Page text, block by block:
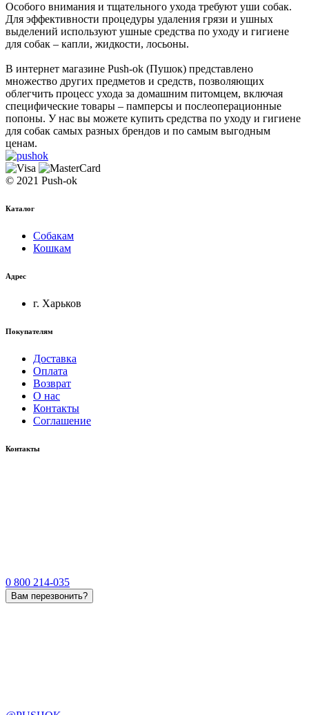
Особого внимания и тщательного ухода требуют уши собак.
Для эффективности процедуры удаления грязи и ушных
выделений используют ушные средства по уходу и гигиене
для собак – капли, жидкости, лосьоны.
В интернет магазине Push-ok (Пушок) представлено
множество других предметов и средств, позволяющих
облегчить процесс ухода за домашним питомцем, включая
специфические товары – памперсы и послеоперационные
попоны. У нас вы можете купить средства по уходу и гигиене
для собак самых разных брендов и по самым выгодным
ценам.
© 2021 Push-ok
Каталог
Собакам
Кошкам
Адрес
г. Харьков
Покупателям
Доставка
Оплата
Возврат
О нас
Контакты
Соглашение
Контакты
0 800 214-035
Вам перезвонить?